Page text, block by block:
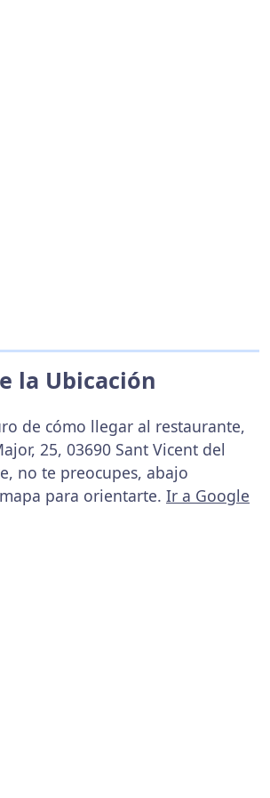
la Ubicación
de cómo llegar al restaurante,
25, 03690 Sant Vicent del
no te preocupes, abajo
para orientarte. Ir a Google